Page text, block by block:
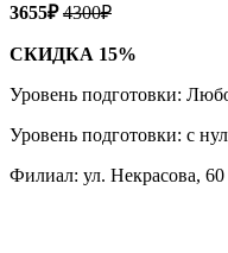
3655₽4300₽
СКИДКА 15%
Уровень подготовки:
Уровень подготовки: с
Филиал: ул. Некрасова,